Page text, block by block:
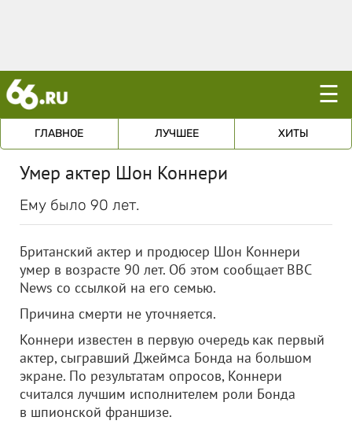
☰
ГЛАВНОЕ ЛУЧШЕЕ ХИТЫ
Умер актер Шон Коннери
Ему было 90 лет.
Британский актер и продюсер Шон Коннери
умер в возрасте 90 лет. Об этом сообщает BBC
News со ссылкой на его семью.
Причина смерти не уточняется.
Коннери известен в первую очередь как первый
актер, сыгравший Джеймса Бонда на большом
экране. По результатам опросов, Коннери
считался лучшим исполнителем роли Бонда
в шпионской франшизе.